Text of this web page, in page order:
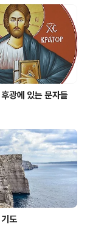
광에 있는 문자들
도